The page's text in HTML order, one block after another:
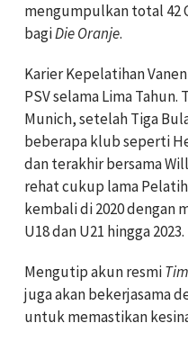
mengumpulkan total 42
bagiDie Oranje.
Karier Kepelatihan
PSV selama Lima Tahun.
Munich, setelah Tiga
beberapa klub seperti
dan terakhir bersama
rehat cukup lama
kembali di 2020 dengan
U18 dan U21 hingga 2023.
Mengutip akun resmi
juga akan bekerjasama
untuk memastikan